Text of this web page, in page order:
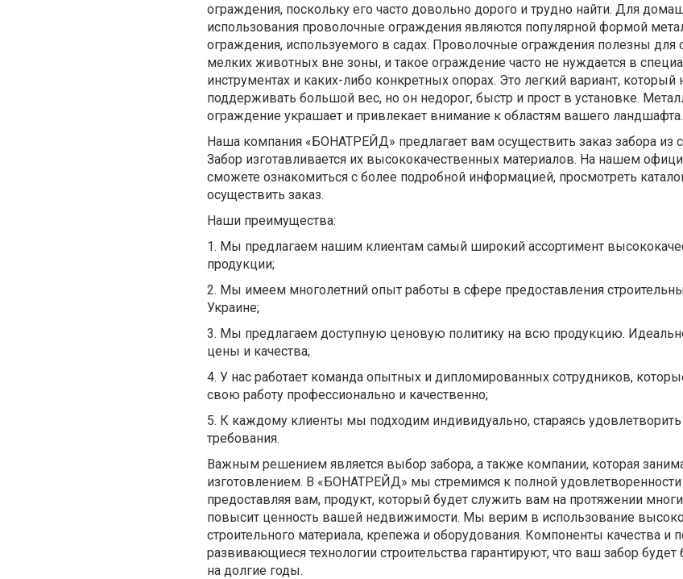
ограждения, поскольку его часто довольно дорого и трудно найти. Для
использования проволочные ограждения являются популярной формой
ограждения, используемого в садах. Проволочные ограждения полезны для
мелких животных вне зоны, и такое ограждение часто не нуждается в
инструментах и каких-либо конкретных опорах. Это легкий вариант, который
поддерживать большой вес, но он недорог, быстр и прост в установке.
ограждение украшает и привлекает внимание к областям вашего ландшафта.
Наша компания «БОНАТРЕЙД» предлагает вам осуществить заказ забора из
Забор изготавливается их высококачественных материалов. На нашем
сможете ознакомиться с более подробной информацией, просмотреть
осуществить заказ.
Наши преимущества:
1. Мы предлагаем нашим клиентам самый широкий ассортимент
продукции;
2. Мы имеем многолетний опыт работы в сфере предоставления
Украине;
3. Мы предлагаем доступную ценовую политику на всю продукцию.
цены и качества;
4. У нас работает команда опытных и дипломированных сотрудников,
свою работу профессионально и качественно;
5. К каждому клиенты мы подходим индивидуально, стараясь
требования.
Важным решением является выбор забора, а также компании, которая
изготовлением. В «БОНАТРЕЙД» мы стремимся к полной удовлетворенности
предоставляя вам, продукт, который будет служить вам на протяжении
повысит ценность вашей недвижимости. Мы верим в использование
строительного материала, крепежа и оборудования. Компоненты качества и
развивающиеся технологии строительства гарантируют, что ваш забор
на долгие годы.